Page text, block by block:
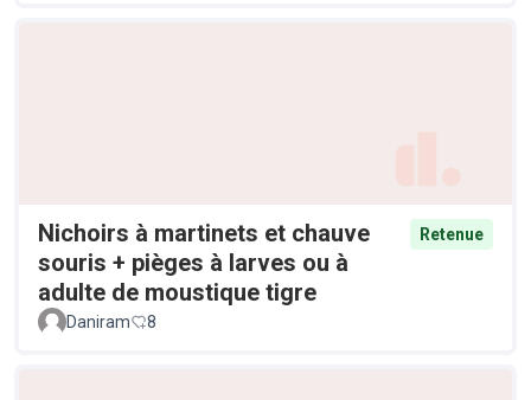
Nichoirs à martinets et chauve
souris + pièges à larves ou à
adulte de moustique tigre
Retenue
Daniram 8